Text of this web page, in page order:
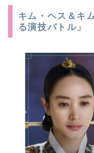
キム・ヘス＆キ
る演技バトル」